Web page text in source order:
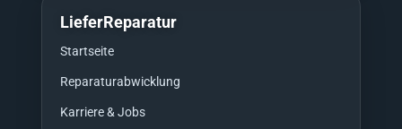
LieferReparatur
Startseite
Reparaturabwicklung
Karriere & Jobs